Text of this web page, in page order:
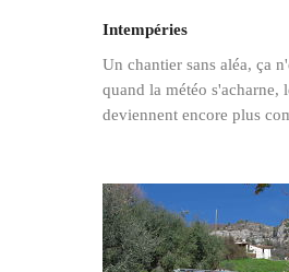
Intempéries
Un chantier sans aléa, ça
quand la météo s'acharne,
deviennent encore plus